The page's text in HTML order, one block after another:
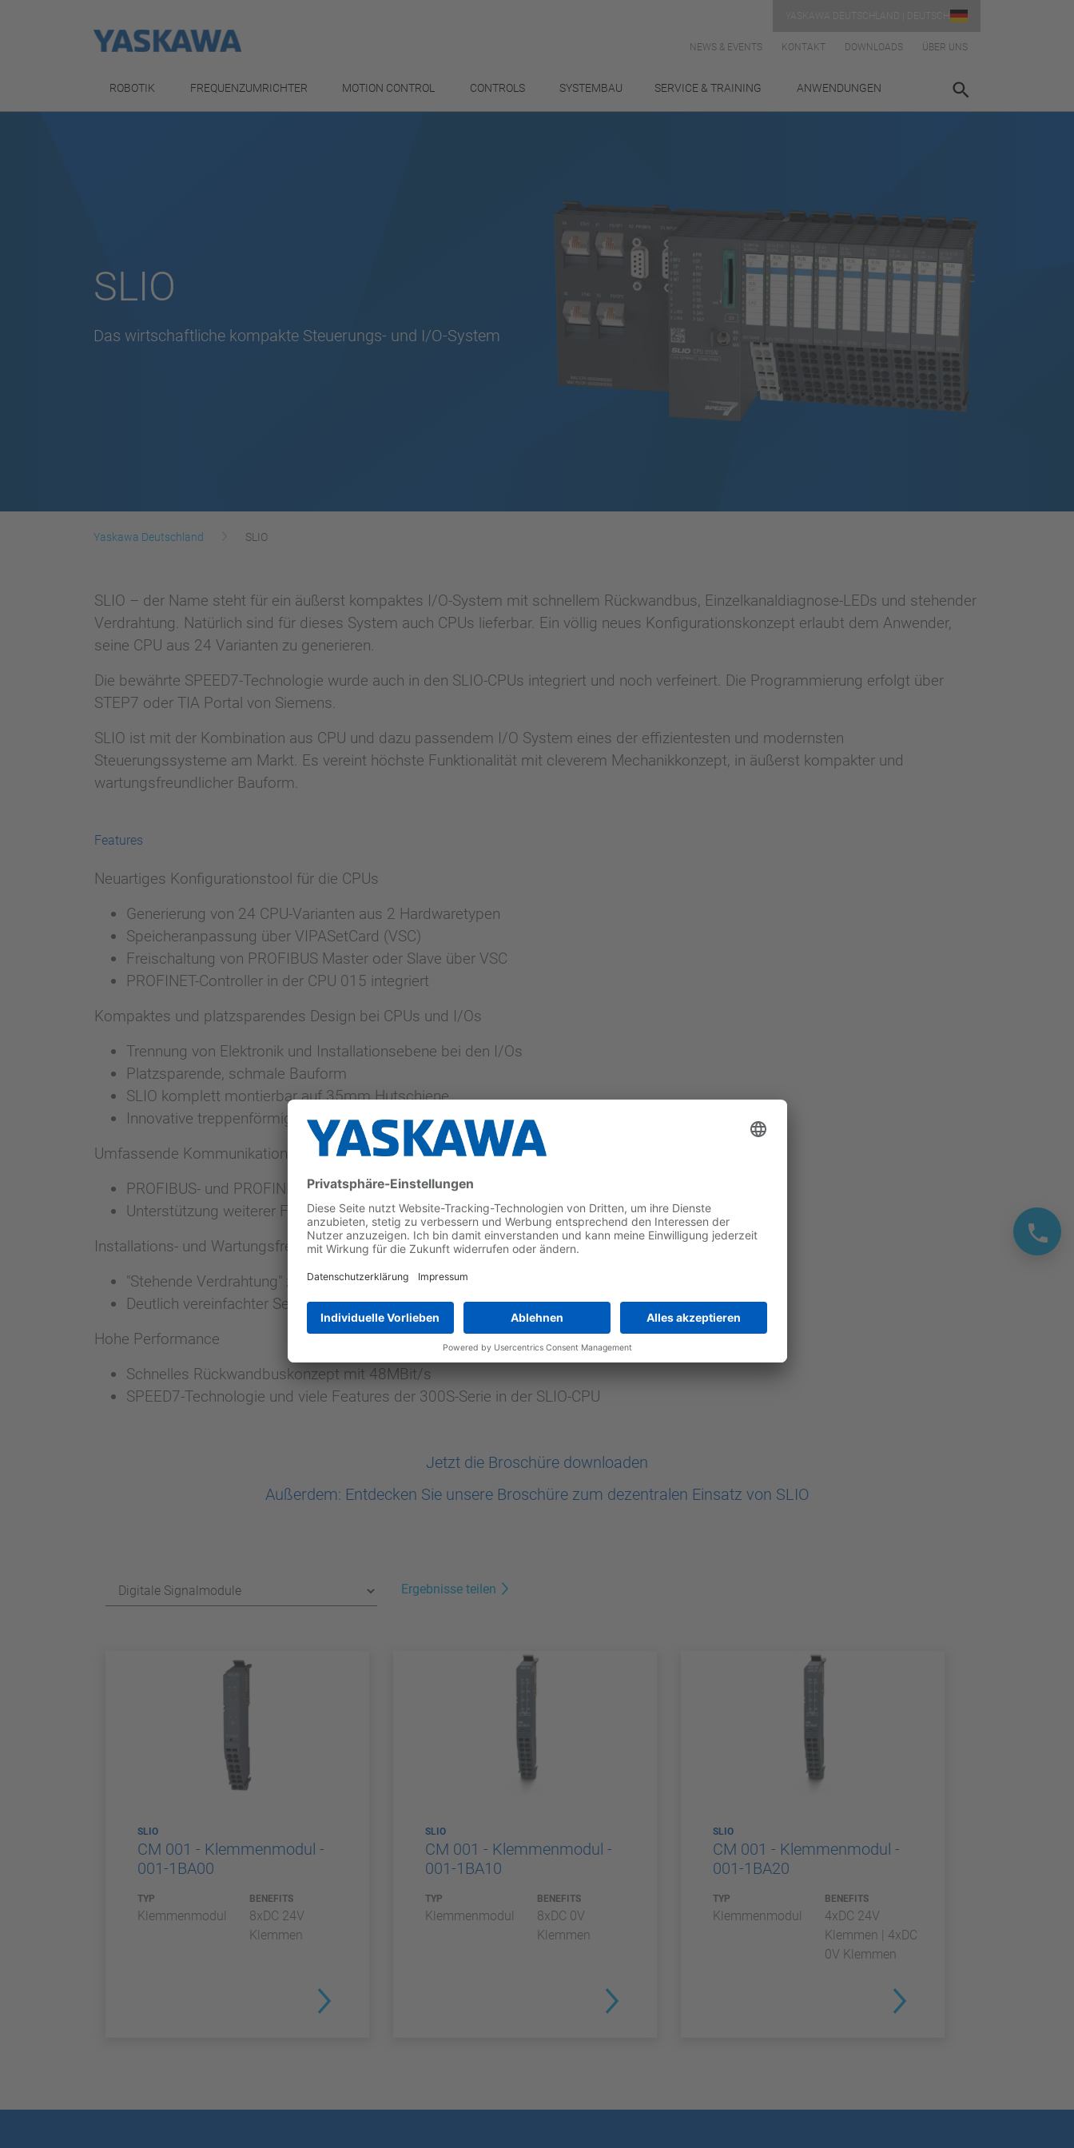
NEWS & EVENTS KONTAKT DOWNLOADS ÜBER UNS
ROBOTIK FREQUENZUMRICHTER MOTION CONTROL CONTROLS SYSTEMBAU SERVICE & TRAINING ANWENDUNGEN
SLIO
Das wirtschaftliche kompakte Steuerungs- und I/O-System
Yaskawa Deutschland SLIO
SLIO – der Name steht für ein äußerst kompaktes I/O-System mit schnellem Rückwandbus, Einzelkanaldiagnose-LEDs und stehender
Verdrahtung. Natürlich sind für dieses System auch CPUs lieferbar. Ein völlig neues Konfigurationskonzept erlaubt dem Anwender,
seine CPU aus 24 Varianten zu generieren.
Die bewährte SPEED7-Technologie wurde auch in den SLIO-CPUs integriert und noch verfeinert. Die Programmierung erfolgt über
STEP7 oder TIA Portal von Siemens.
SLIO ist mit der Kombination aus CPU und dazu passendem I/O System eines der effizientesten und modernsten
Steuerungssysteme am Markt. Es vereint höchste Funktionalität mit cleverem Mechanikkonzept, in äußerst kompakter und
wartungsfreundlicher Bauform.
Features
Neuartiges Konfigurationstool für die CPUs
Generierung von 24 CPU-Varianten aus 2 Hardwaretypen
Speicheranpassung über VIPASetCard (VSC)
Freischaltung von PROFIBUS Master oder Slave über VSC
PROFINET-Controller in der CPU 015 integriert
Kompaktes und platzsparendes Design bei CPUs und I/Os
Trennung von Elektronik und Installationsebene bei den I/Os
Platzsparende, schmale Bauform
SLIO komplett montierbar auf 35mm Hutschiene
Innovative treppenförmige Verdrahtungsebene bei den I/Os
Umfassende Kommunikationsmöglichkeiten
PROFIBUS- und PROFINET-Kommunikation bei CPUs generierbar
Unterstützung weiterer Feldbussysteme mit den SLIO Interface-Modulen
Installations- und Wartungsfreundlichkeit
"Stehende Verdrahtung" zum Austausch ohne Lösen der Verdrahtung
Deutlich vereinfachter Service der SLIO CPU durch integrierten Web-Server
Hohe Performance
Schnelles Rückwandbuskonzept mit 48MBit/s
SPEED7-Technologie und viele Features der 300S-Serie in der SLIO-CPU
Jetzt die Broschüre downloaden
Außerdem: Entdecken Sie unsere Broschüre zum dezentralen Einsatz von SLIO
Ergebnisse teilen
SLIO
CM 001 - Klemmenmodul -
001-1BA00
TYP
Klemmenmodul
BENEFITS
8xDC 24V
Klemmen
SLIO
CM 001 - Klemmenmodul -
001-1BA10
TYP
Klemmenmodul
BENEFITS
8xDC 0V
Klemmen
SLIO
CM 001 - Klemmenmodul -
001-1BA20
TYP
Klemmenmodul
BENEFITS
4xDC 24V
Klemmen | 4xDC
0V Klemmen